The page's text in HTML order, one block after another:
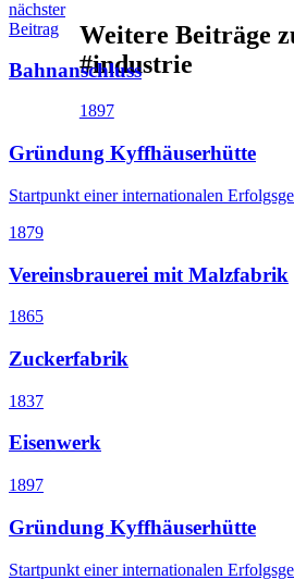
nächster
Beitrag
Bahnanschluss
Weitere Beiträge
#industrie
1897
Gründung Kyffhäuserhütte
Startpunkt einer internationalen
1879
Vereinsbrauerei mit Malzfabrik
1865
Zuckerfabrik
1837
Eisenwerk
1897
Gründung Kyffhäuserhütte
Startpunkt einer internationalen